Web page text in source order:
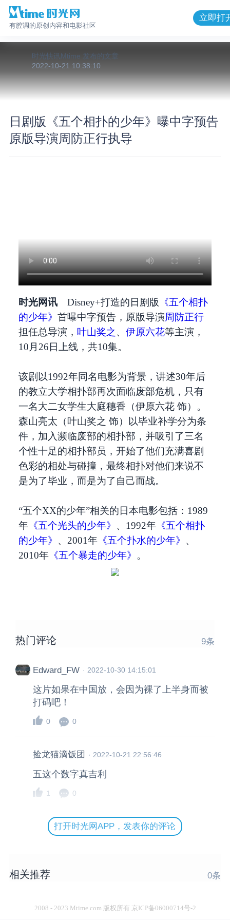
有腔调的原创内容和电影社区
立即打
时光快讯Mtime 发布的 文章
2022-10-21 10:38:10
日剧版《五个相扑的少年》曝中字预告
原版导演周防正行执导
时光网讯 Disney+打造的日剧版 《五个相扑
的少年》 首曝中字预告，原版导演周防正行
担任总导演， 叶山奖之 、 伊原六花等主演，
10月26日上线，共10集。
该剧以1992年同名电影为背景，讲述30年后
的教立大学相扑部再次面临废部危机，只有
一名大二女学生大庭穗香（伊原六花 饰）。
森山亮太（叶山奖之 饰）以毕业补学分为条
件，加入濒临废部的相扑部，并吸引了三名
个性十足的相扑部员，开始了他们充满喜剧
色彩的相处与碰撞，最终相扑对他们来说不
是为了毕业，而是为了自己而战。
“五个XX的少年”相关的日本电影包括：1989
年《五个光头的少年》 、1992年《五个相扑
的少年》 、2001年《五个扑水的少年》 、
2010年《五个暴走的少年》 。
热门评论 9条
Edward_FW · 2022-10-30 14:15:01
这片如果在中国放，会因为裸了上半身而被
打码吧！
0 0
捡龙猫滴饭团 · 2022-10-21 22:56:46
五这个数字真吉利
1 0
打开时光网APP，发表你的评论
相关推荐 0条
2008 - 2023 Mtime.com 版权所有 京ICP备06000714号-2